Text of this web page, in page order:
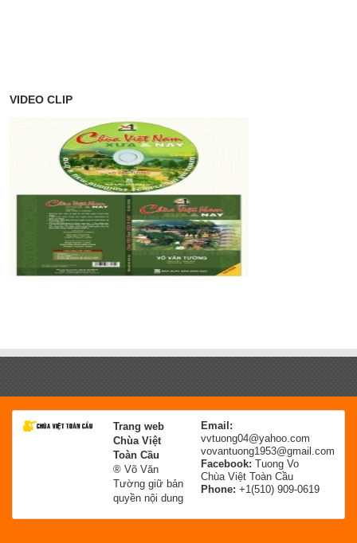
VIDEO CLIP
Trang web
Chùa Việt
Toàn Cầu
® Võ Văn
Tường giữ bản
quyền nội dung
Email:
vvtuong04@yahoo.com
vovantuong1953@gmail.com
Facebook: Tuong Vo
Chùa Việt Toàn Cầu
Phone: +1(510) 909-0619